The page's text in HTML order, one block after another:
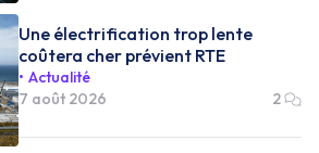
Une électrification trop lente
coûtera cher prévient RTE
Actualité
7 août 2026
2